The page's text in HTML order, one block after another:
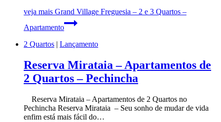
veja mais Grand Village Freguesia – 2 e 3 Quartos –
Apartamento
2 Quartos | Lançamento
Reserva Mirataia – Apartamentos de
2 Quartos – Pechincha
Reserva Mirataia – Apartamentos de 2 Quartos no
Pechincha Reserva Mirataia – Seu sonho de mudar de vida
enfim está mais fácil do…